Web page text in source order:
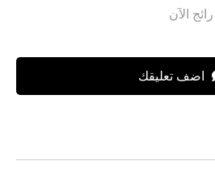
رائج الآن
اضف تعليقك